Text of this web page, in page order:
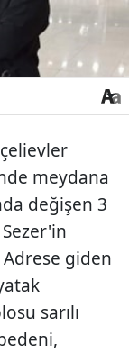
meydana
değişen 3
giden
sarılı